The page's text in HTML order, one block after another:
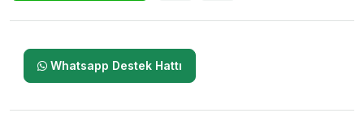
Whatsapp Destek Hattı